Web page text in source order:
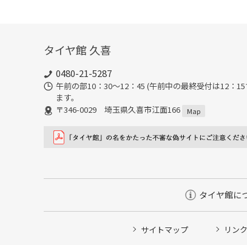
タイヤ館 久喜
0480-21-5287
午前の部10：30～12：45 (午前中の最終受付は12
ます。
〒346-0029 埼玉県久喜市江面166
Map
タイヤ館に
サイトマップ リンク
タイヤ点検・安全点検/タイヤ履き替え/オイル交